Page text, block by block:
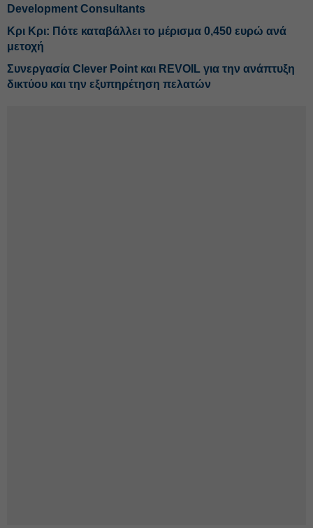
Development Consultants
Κρι Κρι: Πότε καταβάλλει το μέρισμα 0,450 ευρώ ανά
μετοχή
Συνεργασία Clever Point και REVOIL για την ανάπτυξη
δικτύου και την εξυπηρέτηση πελατών